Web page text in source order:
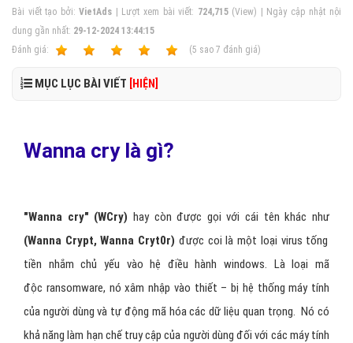
Bài viết tạo bởi:VietAds | Lượt xem bài viết: 724,715(View) | Ngày cập nhật nội
dung gần nhất: 29-12-2024 13:44:15
Ðánh giá:
(5 sao 7 đánh giá)
MỤC LỤC BÀI VIẾT [HIỆN]
Wanna cry là gì?
"Wanna cry" (WCry) hay còn được gọi với cái tên khác như
(Wanna Crypt, Wanna Cryt0r) được coi là một loại virus tống
tiền nhắm chủ yếu vào hệ điều hành windows. Là loại mã
độc ransomware, nó xâm nhập vào thiết – bị hệ thống máy tính
của người dùng và tự động mã hóa các dữ liệu quan trọng. Nó có
khả năng làm hạn chế truy cập của người dùng đối với các máy tính